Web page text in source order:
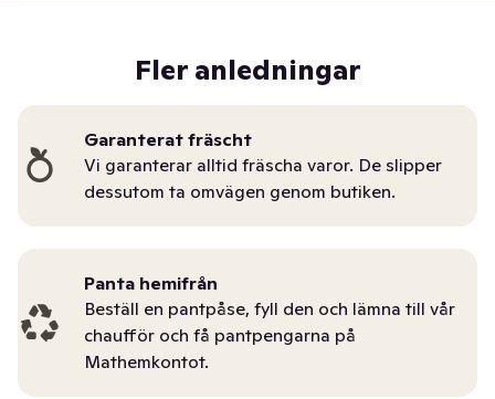
Fler anledningar
Garanterat fräscht
Vi garanterar alltid fräscha varor. De slipper
dessutom ta omvägen genom butiken.
Panta hemifrån
Beställ en pantpåse, fyll den och lämna till vår
chaufför och få pantpengarna på
Mathemkontot.